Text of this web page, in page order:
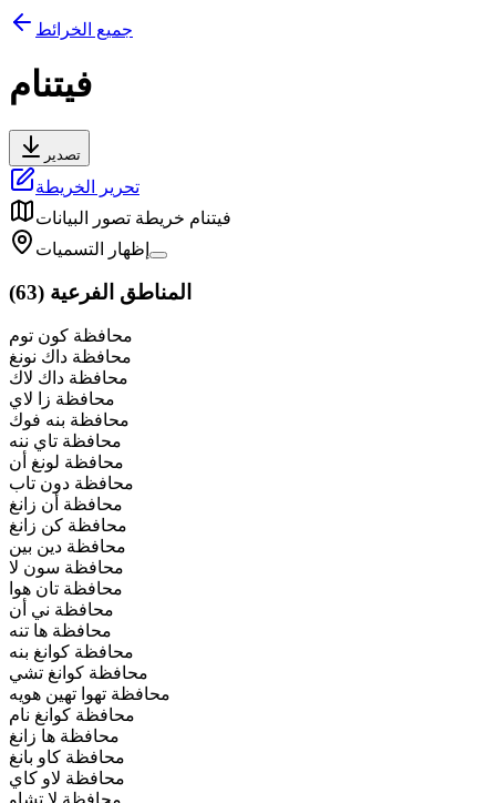
جميع الخرائط
فيتنام
تصدير
تحرير الخريطة
فيتنام خريطة تصور البيانات
إظهار التسميات
المناطق الفرعية (
63
)
محافظة كون توم
محافظة داك نونغ
محافظة داك لاك
محافظة زا لاي
محافظة بنه فوك
محافظة تاي ننه
محافظة لونغ أن
محافظة دون تاب
محافظة أن زانغ
محافظة كن زانغ
محافظة دين بين
محافظة سون لا
محافظة تان هوا
محافظة ني أن
محافظة ها تنه
محافظة كوانغ بنه
محافظة كوانغ تشي
محافظة تهوا تهين هويه
محافظة كوانغ نام
محافظة ها زانغ
محافظة كاو بانغ
محافظة لاو كاي